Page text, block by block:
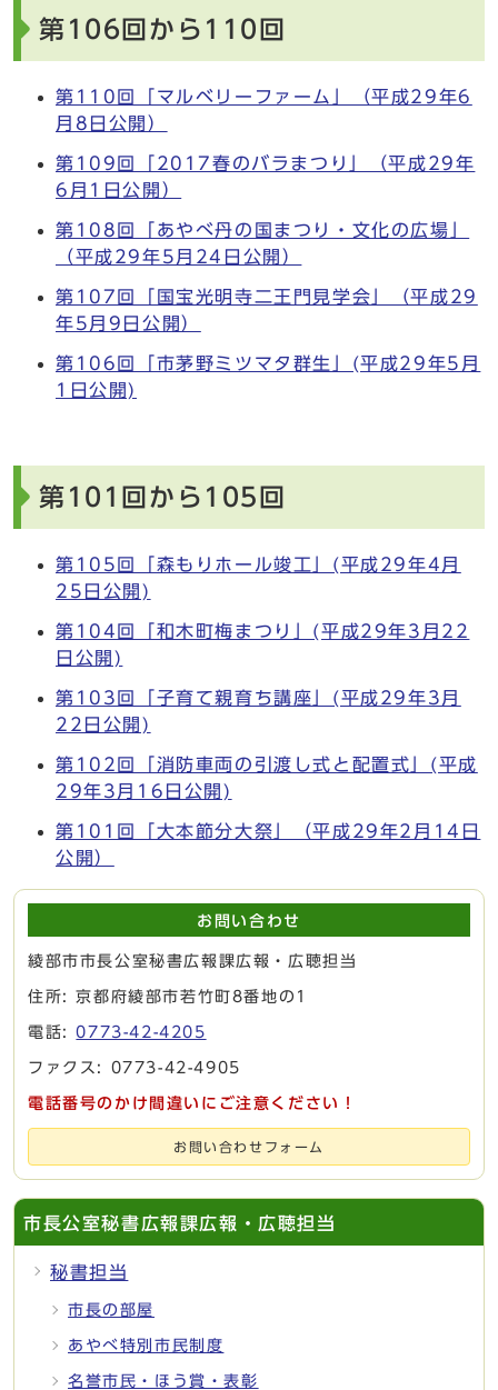
第106回から110回
第110回「マルベリーファーム」（平成29年6
月8日公開）
第109回「2017春のバラまつり」（平成29年
6月1日公開）
第108回「あやべ丹の国まつり・文化の広場」
（平成29年5月24日公開）
第107回「国宝光明寺二王門見学会」（平成29
年5月9日公開）
第106回「市茅野ミツマタ群生」(平成29年5月
1日公開)
第101回から105回
第105回「森もりホール竣工」(平成29年4月
25日公開)
第104回「和木町梅まつり」(平成29年3月22
日公開)
第103回「子育て親育ち講座」(平成29年3月
22日公開)
第102回「消防車両の引渡し式と配置式」(平成
29年3月16日公開)
第101回「大本節分大祭」（平成29年2月14日
公開）
お問い合わせ
綾部市市長公室秘書広報課広報・広聴担当
住所: 京都府綾部市若竹町8番地の1
電話:0773-42-4205
ファクス: 0773-42-4905
電話番号のかけ間違いにご注意ください！
お問い合わせフォーム
市長公室秘書広報課広報・広聴担当
秘書担当
市長の部屋
あやべ特別市民制度
名誉市民・ほう賞・表彰